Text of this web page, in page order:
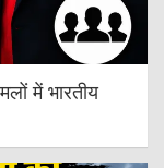
में भारतीय